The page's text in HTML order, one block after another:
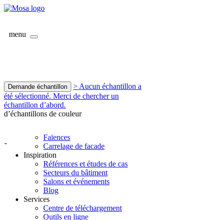
menu
Demande échantillon
> Aucun échantillon a
été sélectionné. Merci de chercher un
échantillon d’abord.
d’échantillons de couleur
-
Faïences
Carrelage de facade
Inspiration
Références et études de cas
Secteurs du bâtiment
Salons et événements
Blog
Services
Centre de téléchargement
Outils en ligne